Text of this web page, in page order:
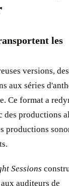
les
versions,
aux séries
Ce format a
des productions
productions
Sessions
auditeurs de